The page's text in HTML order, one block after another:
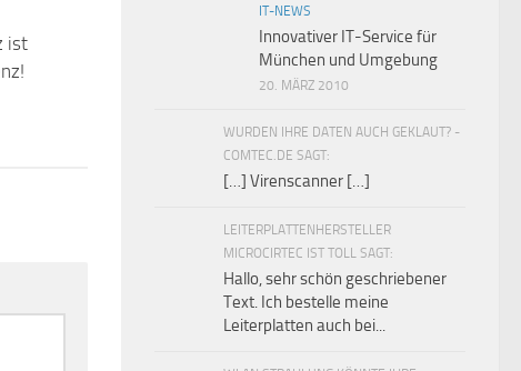
ist
IT-NEWS
Innovativer IT-Service für
München und Umgebung
20. MÄRZ 2010
WURDEN IHRE DATEN AUCH GEKLAUT? -
COMTEC.DE SAGT:
[…] Virenscanner […]
LEITERPLATTENHERSTELLER
MICROCIRTEC IST TOLL SAGT:
Hallo, sehr schön geschriebener
Text. Ich bestelle meine
Leiterplatten auch bei...